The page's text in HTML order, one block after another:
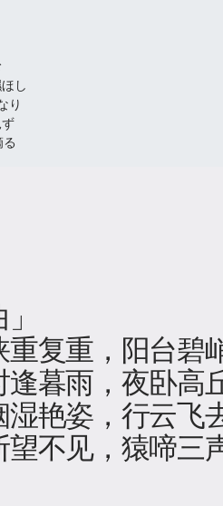
し
り
复重，阳台碧
暮雨，夜卧高
艳姿，行云飞
望不见，猿啼三